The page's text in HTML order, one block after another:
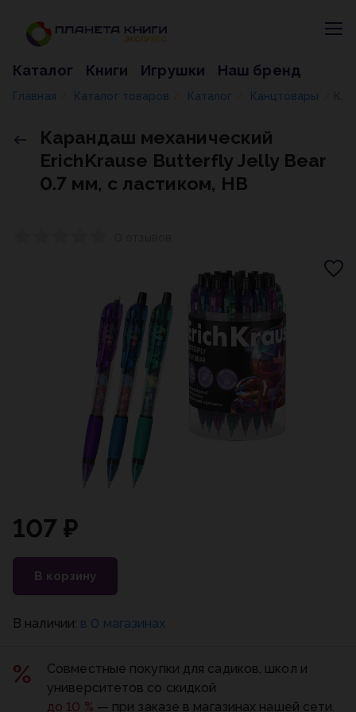
Каталог Книги Игрушки Наш бренд
Главная Каталог товаров Каталог Канцтовары
Карандаш механический
ErichKrause Butterfly Jelly Bear
0.7 мм, с ластиком, НВ
107 ₽
В корзину
В наличии: в 0 магазинах
Совместные покупки для садиков, школ и
университетов со скидкой
до 10 % — при заказе в магазинах нашей сети.